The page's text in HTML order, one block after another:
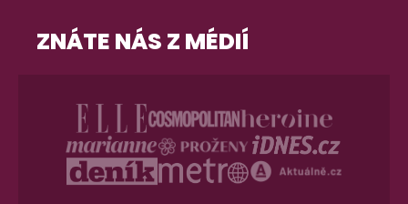
ZNÁTE NÁS Z MÉDIÍ